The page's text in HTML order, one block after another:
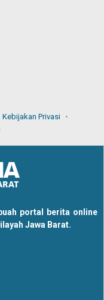
Kebijakan Privasi
portal berita online
Jawa Barat.